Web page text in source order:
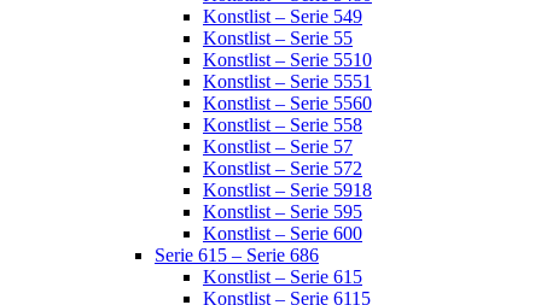
Konstlist – Serie 549
Konstlist – Serie 55
Konstlist – Serie 5510
Konstlist – Serie 5551
Konstlist – Serie 5560
Konstlist – Serie 558
Konstlist – Serie 57
Konstlist – Serie 572
Konstlist – Serie 5918
Konstlist – Serie 595
Konstlist – Serie 600
Serie 615 – Serie 686
Konstlist – Serie 615
Konstlist – Serie 6115